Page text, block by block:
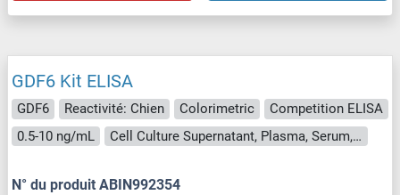
GDF6 Kit ELISA
GDF6 Reactivité: Chien Colorimetric
Competition ELISA
0.5-10 ng/mL
Cell Culture Supernatant, Plasma, Serum, Tissue Homogenate
N° du produit ABIN992354